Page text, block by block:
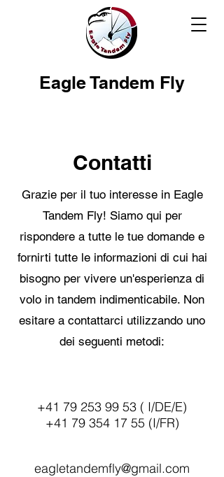
Eagle Tandem Fly
Contatti
Grazie per il tuo interesse in Eagle
Tandem Fly! Siamo qui per
rispondere a tutte le tue domande e
fornirti tutte le informazioni di cui hai
bisogno per vivere un'esperienza di
volo in tandem indimenticabile. Non
esitare a contattarci utilizzando uno
dei seguenti metodi:
+41 79 253 99 53 ( I/DE/E)
+41 79 354 17 55 (I/FR)
eagletandemfly@gmail.com